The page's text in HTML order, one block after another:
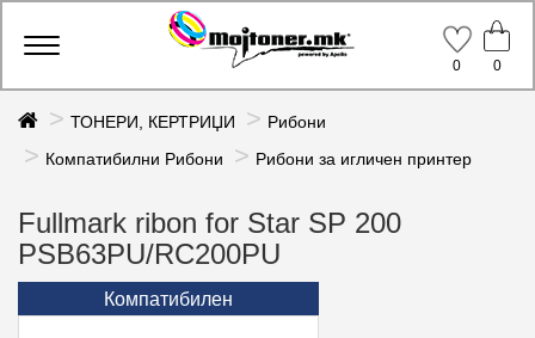
Toggle
0
0
ТОНЕРИ, КЕРТРИЏИ
Рибони
Компатибилни Рибони
Рибони за игличен принтер
Fullmark ribon for Star SP 200
PSB63PU/RC200PU
Компатибилен